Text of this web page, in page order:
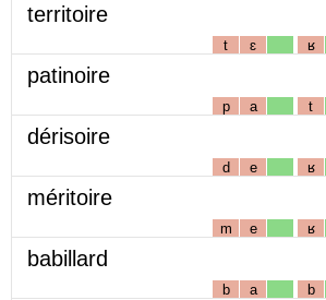
territoire
t ɛ ʁ
patinoire
p a t
dérisoire
d e ʁ
méritoire
m e ʁ
babillard
b a b